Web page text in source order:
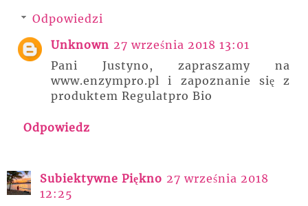
Odpowiedzi
Unknown 27 września 2018 13:01
Pani Justyno, zapraszamy na
www.enzympro.pl i zapoznanie się z
produktem Regulatpro Bio
Odpowiedz
Subiektywne Piękno 27 września 2018
12:25